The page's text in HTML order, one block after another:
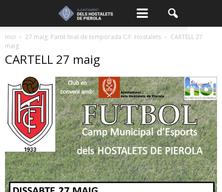
Inici 27 maig. Partit final de temporada C.F. Hostalets
CARTELL 27
maig
CARTELL 27 maig